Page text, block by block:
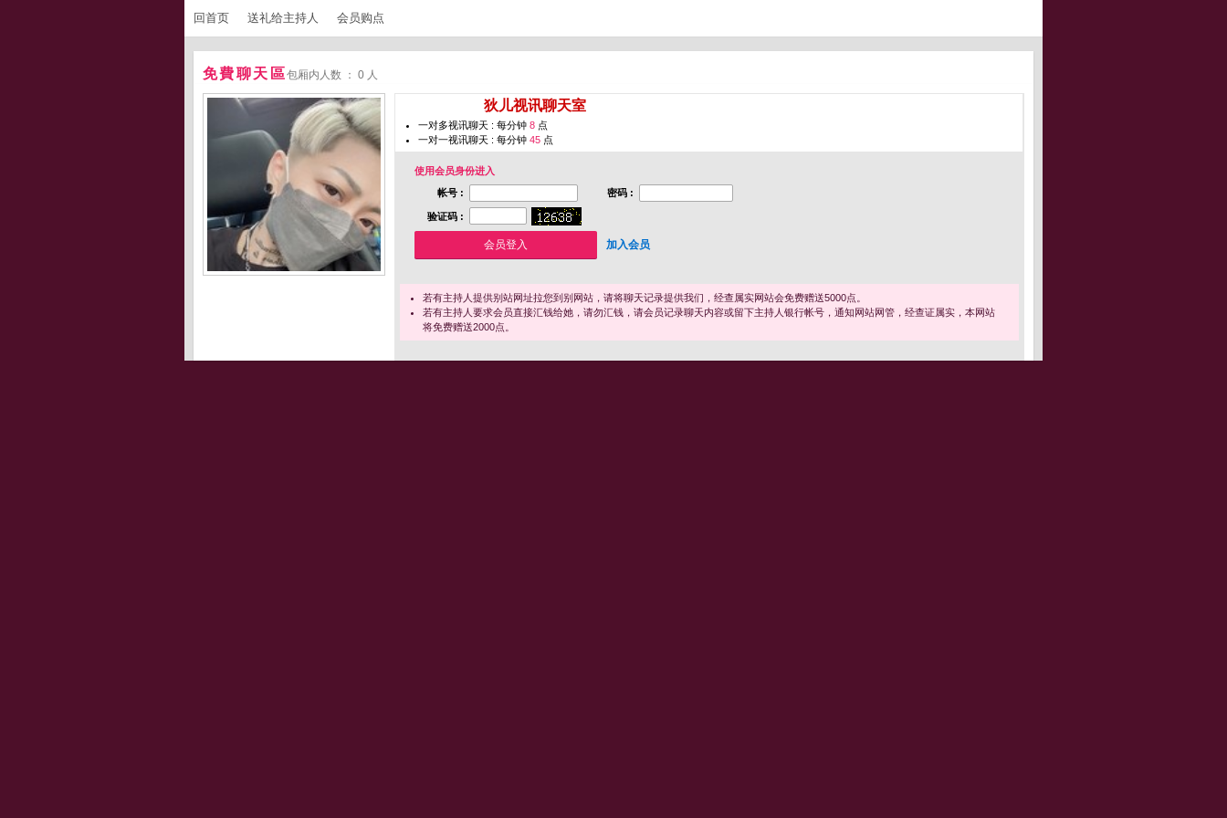
回首页 送礼给主持人 会员购点
免費聊天區包厢内人数 ： 0 人
狄儿视讯聊天室
一对多视讯聊天 : 每分钟 8 点
一对一视讯聊天 : 每分钟 45 点
使用会员身份进入
帐号 :
密码 :
验证码 :
加入会员
若有主持人提供别站网址拉您到别网站，请将聊天记录提供我们，经查属实网站会免费赠送5000点。
若有主持人要求会员直接汇钱给她，请勿汇钱，请会员记录聊天内容或留下主持人银行帐号，通知网站网管，经查证属实，本网站
将免费赠送2000点。